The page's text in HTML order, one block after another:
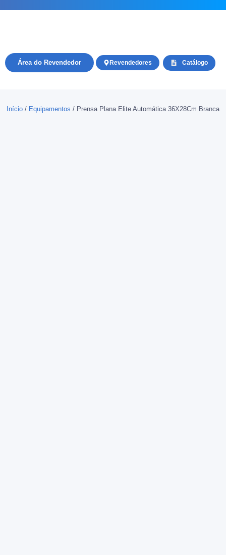
Catálogo
Revendedores
Área do Revendedor
Início / Equipamentos / Prensa Plana Elite Automática 36X28Cm Branca